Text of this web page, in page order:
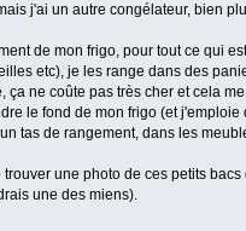
j'ai un autre congélateur, bien
de mon frigo, pour tout ce qui
etc), je les range dans des
ça ne coûte pas très cher et cela
le fond de mon frigo (et j'emploie
tas de rangement, dans les
trouver une photo de ces petits bacs
une des miens).